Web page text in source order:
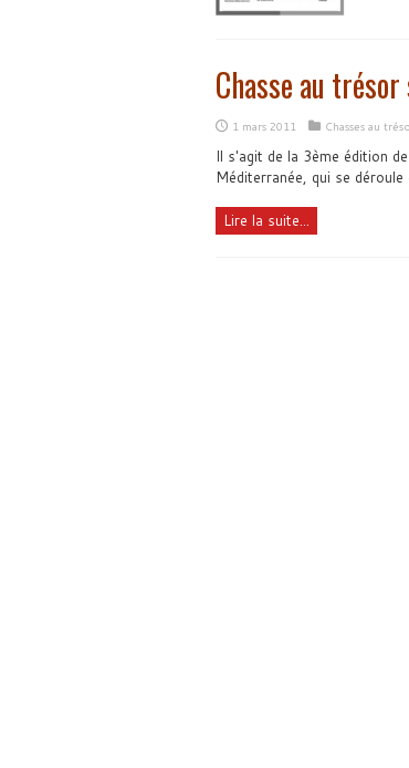
Chasse au
1 mars 2011 Chasses au
Il s'agit de la 3ème édition
Méditerranée, qui se
Lire la suite...